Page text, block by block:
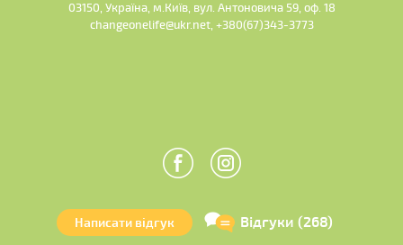
03150, Україна, м.Київ, вул. Антоновича 59, оф. 18
changeonelife@ukr.net, +380(67)343-3773
Написати відгук Відгуки (268)